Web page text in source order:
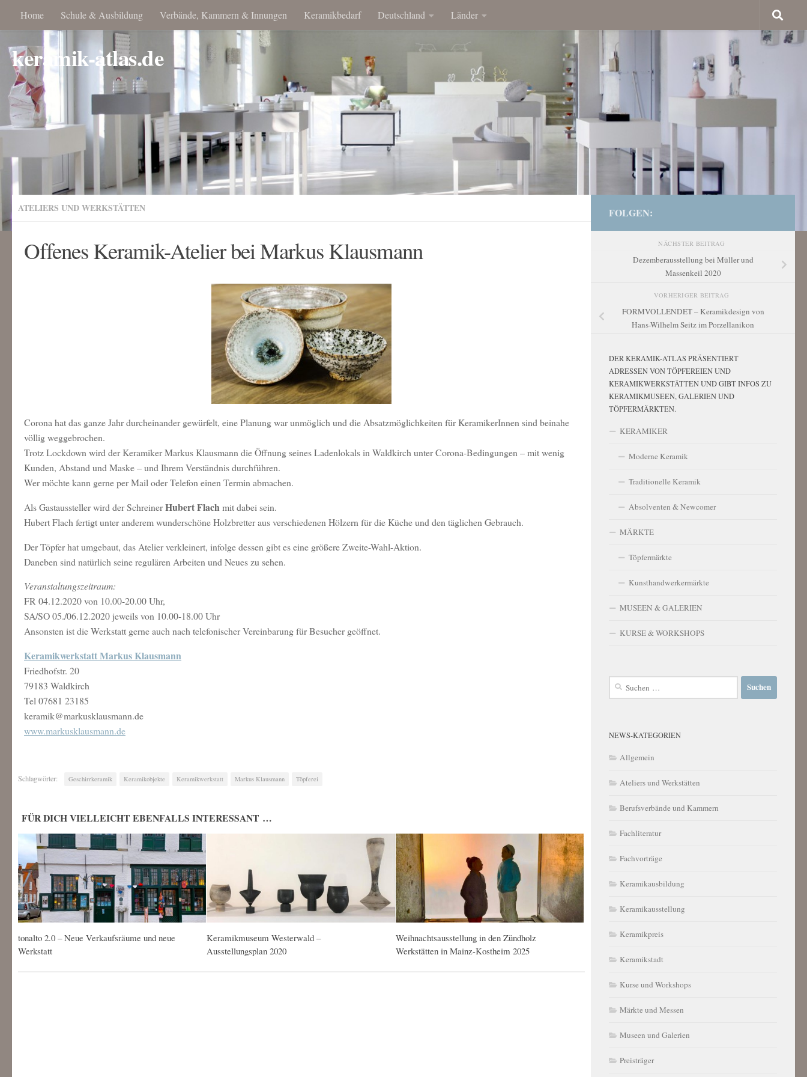
Home Schule & Ausbildung Verbände, Kammern & Innungen Keramikbedarf Deutschland Länder
keramik-atlas.de
ATELIERS UND WERKSTÄTTEN
Offenes Keramik-Atelier bei Markus Klausmann
Corona hat das ganze Jahr durcheinander gewürfelt, eine Planung war unmöglich und die Absatzmöglichkeiten für KeramikerInnen sind beinahe
völlig weggebrochen.
Trotz Lockdown wird der Keramiker Markus Klausmann die Öffnung seines Ladenlokals in Waldkirch unter Corona-Bedingungen – mit wenig
Kunden, Abstand und Maske – und Ihrem Verständnis durchführen.
Wer möchte kann gerne per Mail oder Telefon einen Termin abmachen.
Als Gastaussteller wird der SchreinerHubert Flachmit dabei sein.
Hubert Flach fertigt unter anderem wunderschöne Holzbretter aus verschiedenen Hölzern für die Küche und den täglichen Gebrauch.
Der Töpfer hat umgebaut, das Atelier verkleinert, infolge dessen gibt es eine größere Zweite-Wahl-Aktion.
Daneben sind natürlich seine regulären Arbeiten und Neues zu sehen.
Veranstaltungszeitraum:
FR 04.12.2020 von 10.00-20.00 Uhr,
SA/SO 05./06.12.2020 jeweils von 10.00-18.00 Uhr
Ansonsten ist die Werkstatt gerne auch nach telefonischer Vereinbarung für Besucher geöffnet.
Keramikwerkstatt Markus Klausmann
Friedhofstr. 20
79183 Waldkirch
Tel 07681 23185
keramik@markusklausmann.de
www.markusklausmann.de
Schlagwörter: Geschirrkeramik Keramikobjekte Keramikwerkstatt Markus Klausmann Töpferei
FÜR DICH VIELLEICHT EBENFALLS INTERESSANT …
tonalto 2.0 – Neue Verkaufsräume und neue
Werkstatt
Keramikmuseum Westerwald –
Ausstellungsplan 2020
Weihnachtsausstellung in den Zündholz
Werkstätten in Mainz-Kostheim 2025
FOLGEN:
NÄCHSTER BEITRAG
Dezemberausstellung bei Müller und
Massenkeil 2020
VORHERIGER BEITRAG
FORMVOLLENDET – Keramikdesign von
Hans-Wilhelm Seitz im Porzellanikon
DER KERAMIK-ATLAS PRÄSENTIERT
ADRESSEN VON TÖPFEREIEN UND
KERAMIKWERKSTÄTTEN UND GIBT INFOS ZU
KERAMIKMUSEEN, GALERIEN UND
TÖPFERMÄRKTEN.
KERAMIKER
Moderne Keramik
Traditionelle Keramik
Absolventen & Newcomer
MÄRKTE
Töpfermärkte
Kunsthandwerkermärkte
MUSEEN & GALERIEN
KURSE & WORKSHOPS
Suchen
NEWS-KATEGORIEN
Allgemein
Ateliers und Werkstätten
Berufsverbände und Kammern
Fachliteratur
Fachvorträge
Keramikausbildung
Keramikausstellung
Keramikpreis
Keramikstadt
Kurse und Workshops
Märkte und Messen
Museen und Galerien
Preisträger